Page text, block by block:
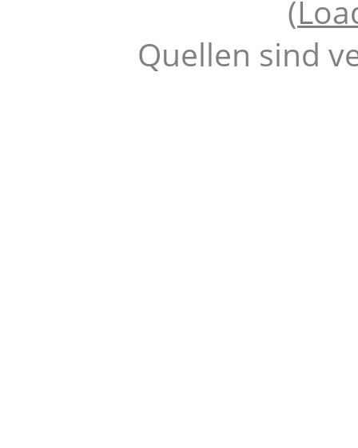
(
Quellen sind